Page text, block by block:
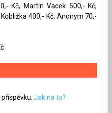
Kč, Martin Vacek 500,- Kč,
400,- Kč, Anonym 70,-
Jak na to?